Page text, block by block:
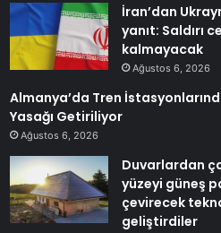
İran’dan
yanıt: Saldırı
kalmayacak
Ağustos 6, 2026
Almanya’da Tren
Yasağı Getiriliyor
Ağustos 6, 2026
Duvarlardan
yüzeyi güneş
çevirecek
geliştirdiler